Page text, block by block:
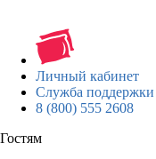
Личный кабинет
Служба поддержки
8 (800) 555 2608
Гостям